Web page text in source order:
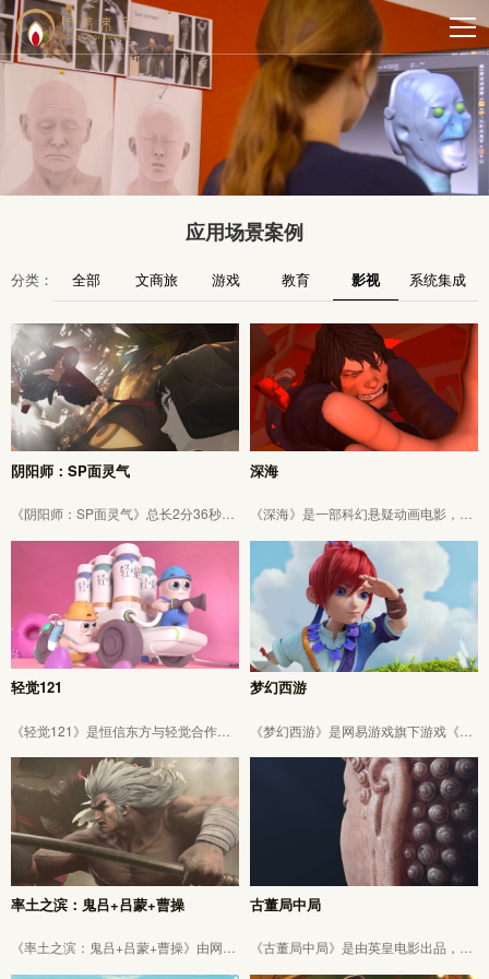
应用场景案例
分类： 全部 文商旅 游戏 教育 影视 系统集成
阴阳师：SP面灵气
《阴阳师：SP面灵气》总长2分36秒。
维制作，全片Layout、动画、解算、修
型、渲染、合成工作，三渲二风格全流
深海
《深海》是一部科幻悬疑动画电影，由
全新海底世界，讲述了一位少女在神秘
海底世界中追寻探索，邂逅一段独特生
命旅程的故事。恒信东方参与部分分镜
头Layout，动画阶段工作。
轻觉121
《轻觉121》是恒信东方与轻觉合作，
CG部分设计-三维全流程制作。
梦幻西游
《梦幻西游》是网易游戏旗下游戏《梦
率土之滨：鬼吕+吕蒙+曹操
《率土之滨：鬼吕+吕蒙+曹操》由网易
古董局中局
《古董局中局》是由英皇电影出品，郭